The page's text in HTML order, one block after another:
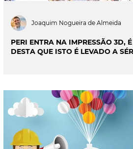
PERI ENTRA NA IMPRESSÃO 3D, É
DESTA QUE ISTO É LEVADO A
Joaquim Nogueira de Almeida